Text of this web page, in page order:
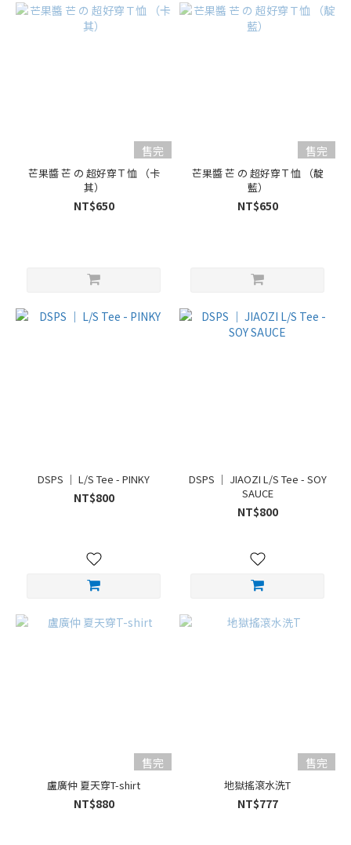
售完
芒果醬 芒 の 超好穿Ｔ恤 （卡
其）
NT$650
售完
芒果醬 芒 の 超好穿Ｔ恤 （靛
藍）
NT$650
DSPS ｜ L/S Tee - PINKY
NT$800
DSPS ｜ JIAOZI L/S Tee - SOY
SAUCE
NT$800
售完
盧廣仲 夏天穿T-shirt
NT$880
售完
地獄搖滾水洗T
NT$777